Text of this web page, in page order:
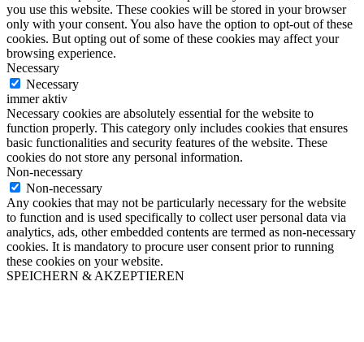
you use this website. These cookies will be stored in your browser
only with your consent. You also have the option to opt-out of these
cookies. But opting out of some of these cookies may affect your
browsing experience.
Necessary
Necessary
immer aktiv
Necessary cookies are absolutely essential for the website to
function properly. This category only includes cookies that ensures
basic functionalities and security features of the website. These
cookies do not store any personal information.
Non-necessary
Non-necessary
Any cookies that may not be particularly necessary for the website
to function and is used specifically to collect user personal data via
analytics, ads, other embedded contents are termed as non-necessary
cookies. It is mandatory to procure user consent prior to running
these cookies on your website.
SPEICHERN & AKZEPTIEREN